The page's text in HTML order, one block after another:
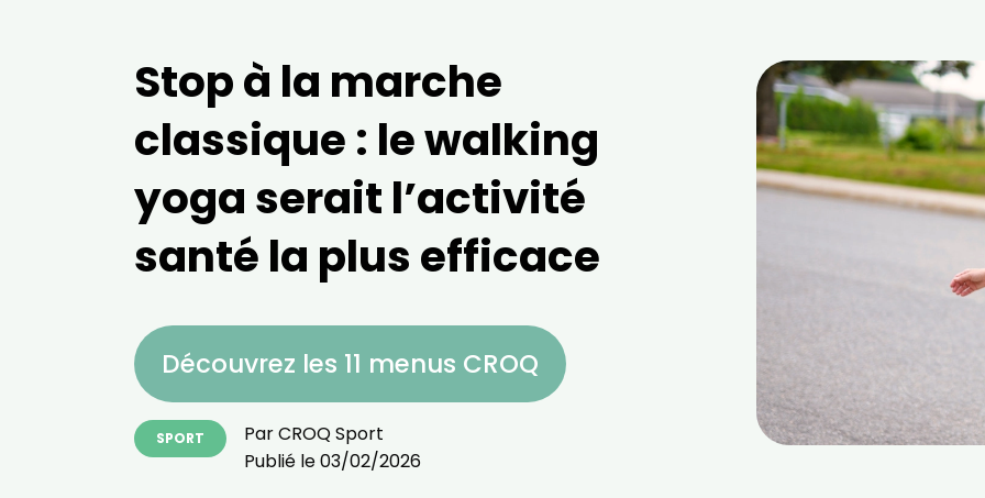
Stop à la marche
classique : le walking
yoga serait l’activité
santé la plus efficace
Découvrez les 11 menus CROQ
SPORT ParCROQ Sport
Publié le03/02/2026